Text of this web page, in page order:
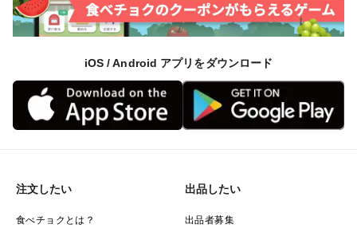
iOS / Android アプリをダウンロード
注文したい
食べチョクとは？
出品したい
出品者募集